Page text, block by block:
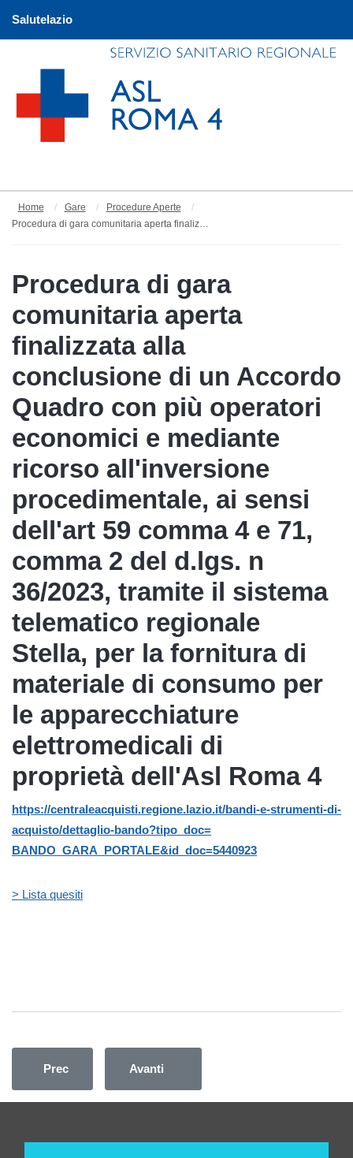
Salutelazio
Home Gare
Procedure Aperte
Procedura di gara comunitaria aperta finalizzata alla conclusione di un Accordo Quadro con più operatori economici, per la fornitura di materiale di consumo per le apparecchiature elettromedicali di proprietà dell'Asl Roma 4
Procedura di gara
comunitaria aperta
finalizzata alla
conclusione di un Accordo
Quadro con più operatori
economici e mediante
ricorso all'inversione
procedimentale, ai sensi
dell'art 59 comma 4 e 71,
comma 2 del d.lgs. n
36/2023, tramite il sistema
telematico regionale
Stella, per la fornitura di
materiale di consumo per
le apparecchiature
elettromedicali di
proprietà dell'Asl Roma 4
https://centraleacquisti.regione.lazio.it/bandi-e-strumenti-di-
acquisto/dettaglio-bando?tipo_doc=
BANDO_GARA_PORTALE&id_doc=5440923
> Lista quesiti
Articolo precedente: Procedura comunitaria aperta
Prec Articolo successivo: Procedura
Avanti